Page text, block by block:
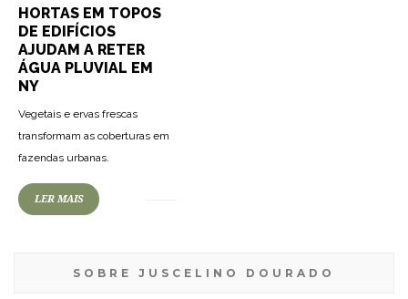
HORTAS EM TOPOS
DE EDIFÍCIOS
AJUDAM A RETER
ÁGUA PLUVIAL EM
NY
Vegetais e ervas frescas
transformam as coberturas em
fazendas urbanas.
LER MAIS
SOBRE JUSCELINO DOURADO